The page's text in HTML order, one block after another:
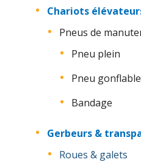
Chariots élévateurs
Pneus de
Pneu plein
Pneu gonflable
Bandage
Gerbeurs &
Roues & galets